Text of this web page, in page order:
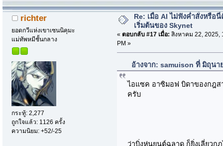
richter
ยอดกวีแห่งเขาเซนนิคุมะ
แม่ทัพหมีชั้นกลาง
กระทู้: 2,277
ถูกใจแล้ว: 1126 ครั้ง
ความนิยม: +52/-25
Re: เมื่อ AI ไม่ฟังค่ำสั่งหรือ
เริ่มต้นของ Skynet
« ตอบกลับ #17 เมื่อ: สิงหาคม 22, 2025,
PM »
อ้างจาก: samuison ที่ มิถุนา
ไอแซค อาซิมอฟ บิดาของกฎส
ครับ
ว่าบิ่งหุ่นยนต์ฉลาด ก็ยิ่งเลี่ยวก